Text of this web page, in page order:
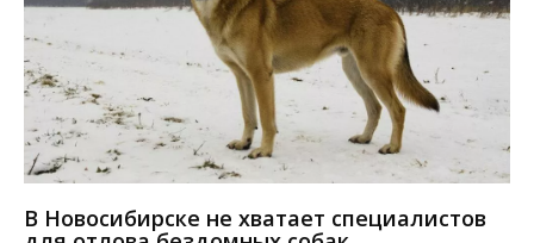
В Новосибирске не хватает специалистов